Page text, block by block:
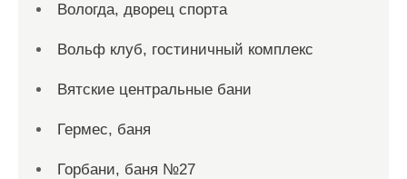
Вологда, дворец спорта
Вольф клуб, гостиничный комплекс
Вятские центральные бани
Гермес, баня
Горбани, баня №27